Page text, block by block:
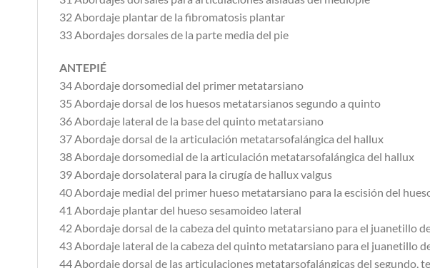
32 Abordaje plantar de la fibromatosis plantar
33 Abordajes dorsales de la parte media del pie
ANTEPIÉ
34 Abordaje dorsomedial del primer metatarsiano
35 Abordaje dorsal de los huesos metatarsianos segundo a quinto
36 Abordaje lateral de la base del quinto metatarsiano
37 Abordaje dorsal de la articulación metatarsofalángica del hallux
38 Abordaje dorsomedial de la articulación metatarsofalángica del hallux
39 Abordaje dorsolateral para la cirugía de hallux valgus
40 Abordaje medial del primer hueso metatarsiano para la escisión del
41 Abordaje plantar del hueso sesamoideo lateral
42 Abordaje dorsal de la cabeza del quinto metatarsiano para el juanetillo
43 Abordaje lateral de la cabeza del quinto metatarsiano para el juanetillo
44 Abordaje dorsal de las articulaciones metatarsofalángicas del segundo,